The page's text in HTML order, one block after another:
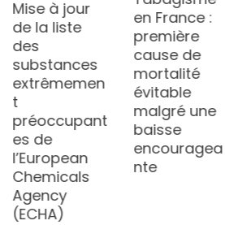
Mise à jour
de la liste
des
substances
extrêmemen
t
préoccupant
es de
l’European
Chemicals
Agency
(ECHA)
en France :
première
cause de
mortalité
évitable
malgré une
baisse
encouragea
nte